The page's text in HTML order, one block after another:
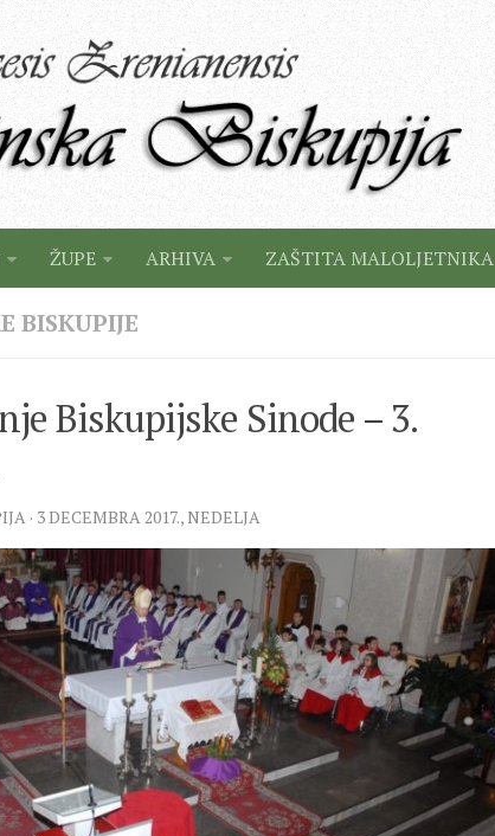
ŽUPE ARHIVA ZAŠTITA MALOLJETNIKA
BISKUPIJE
Biskupijske Sinode – 3.
· 3 DECEMBRA 2017., NEDELJA